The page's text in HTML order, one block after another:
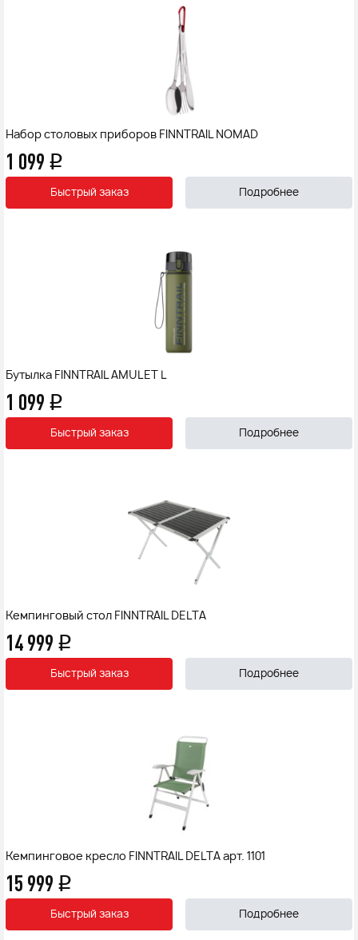
Набор столовых приборов FINNTRAIL NOMAD
1 099 q
Быстрый заказ Подробнее
Бутылка FINNTRAIL AMULET L
1 099 q
Быстрый заказ Подробнее
Кемпинговый стол FINNTRAIL DELTA
14 999 q
Быстрый заказ Подробнее
Кемпинговое кресло FINNTRAIL DELTA арт. 1101
15 999 q
Быстрый заказ Подробнее